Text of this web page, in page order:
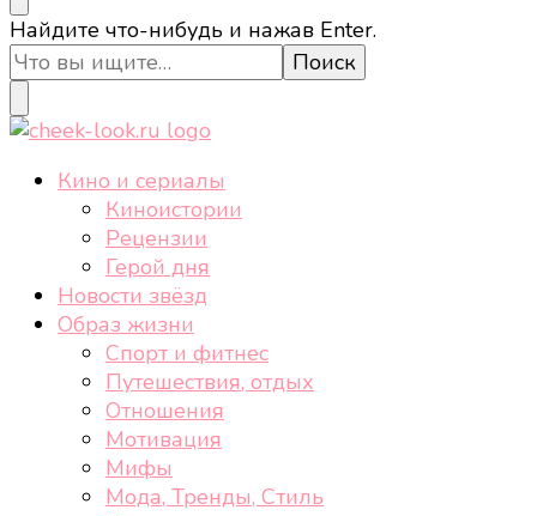
cheek-look.ru
Женский сайт о звездах и кино, а также трендах,
здоровом образе жизни, спорте, стиле, отдыхе и
еде.
Ищите
что-
то?
Найдите что-нибудь и нажав Enter.
cheek-look.ru
Женский сайт о звездах и кино, а также трендах,
здоровом образе жизни, спорте, стиле, отдыхе и
Кино и сериалы
Киноистории
Рецензии
Герой дня
Новости звёзд
Образ жизни
Спорт и фитнес
Путешествия, отдых
Отношения
Мотивация
Мифы
Мода, Тренды, Стиль